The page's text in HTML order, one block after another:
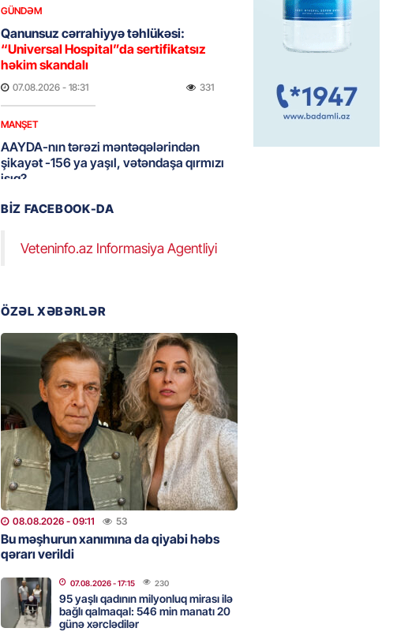
GÜNDƏM
Qanunsuz cərrahiyyə təhlükəsi:
“Universal Hospital”da sertifikatsız
həkim skandalı
07.08.2026 - 18:31 331
MANŞET
AAYDA-nın tərəzi məntəqələrindən
şikayət -156 ya yaşıl, vətəndaşa qırmızı
işıq?
Hərbi xidmətə görə rüşvət alan vəzifəli
DÜNYA
Ad günü şənliyində yaralanan rus
general öldü – VİDEO
07.08.2026- 17:30 224
ÖZƏL
95 yaşlı qadının milyonluq mirası ilə
bağlı qalmaqal: 546 min manatı 20
günə xərclədilər
07.08.2026- 17:15 230
BANNER
07.08.2026 - 17:00 229
GÜNDƏM
BIZ FACEBOOK-DA
Veteninfo.az Informasiya Agentliyi
ÖZƏL XƏBƏRLƏR
08.08.2026 - 09:11 53
Bu məşhurun xanımına da qiyabi həbs
qərarı verildi
07.08.2026- 17:15 230
95 yaşlı qadının milyonluq mirası ilə
bağlı qalmaqal: 546 min manatı 20
günə xərclədilər